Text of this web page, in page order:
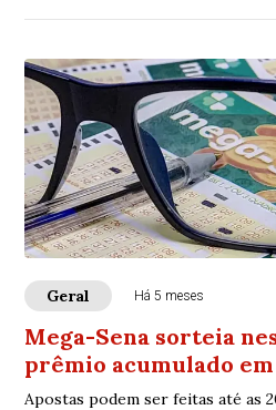
Geral Há 5 meses
Mega-Sena sorteia
prêmio acumulado
Apostas podem ser feitas até as